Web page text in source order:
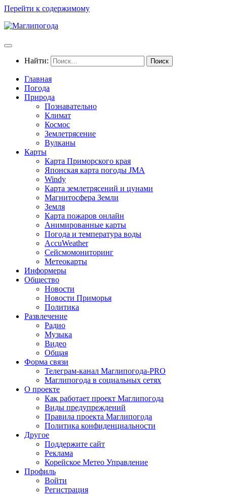
Перейти к содержимому
Найти:
Главная
Погода
Природа
Познавательно
Климат
Космос
Землетрясение
Вулканы
Карты
Карта Приморского края
Японская карта погоды JMA
Windy
Карта землетрясений и цунами
Магнитосфера Земли
Земля
Карта пожаров онлайн
Анимированные карты
Погода и температура воды
AccuWeather
Сейсмомониторинг
Метеокарты
Информеры
Общество
Новости
Новости Приморья
Политика
Развлечение
Радио
Музыка
Видео
Общая
Форма связи
Телеграм-канал Маглипогода-PRO
Маглипогода в социальных сетях
О проекте
Как работает проект Маглипогода
Виды предупреждений
Правила проекта Маглипогода
Политика конфиденциальности
Другое
Поддержите сайт
Реклама
Корейское Метео Управление
Профиль
Войти
Регистрация